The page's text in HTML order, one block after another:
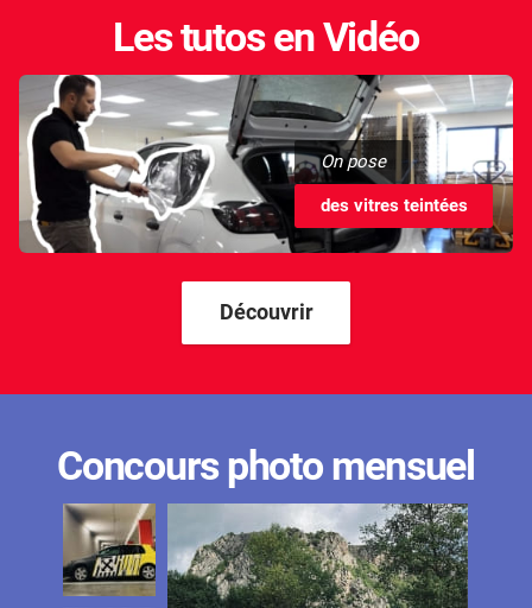
Les tutos en Vidéo
On pose
des vitres teintées
Découvrir
Concours photo mensuel